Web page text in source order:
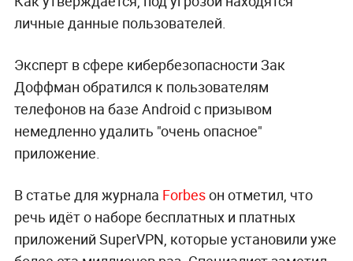
личные данные пользователей.
Эксперт в сфере кибербезопасности Зак
Доффман обратился к пользователям
телефонов на базе Android с призывом
немедленно удалить "очень опасное"
приложение.
В статье для журнала Forbesон отметил, что
речь идёт о наборе бесплатных и платных
приложений SuperVPN, которые установили уже